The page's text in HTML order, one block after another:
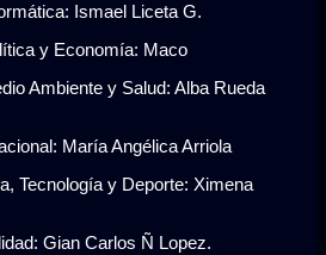
Ismael Liceta G.
y Economía: Maco
Ambiente y Salud: Alba Rueda
María Angélica Arriola
Tecnología y Deporte: Ximena
Gian Carlos Ñ Lopez.